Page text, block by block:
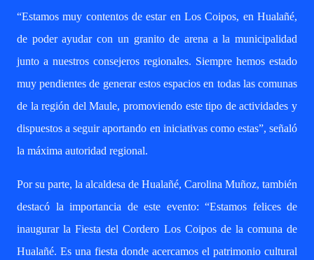
“Estamos muy contentos de estar en Los Coipos, en Hualañé,
de poder ayudar con un granito de arena a la municipalidad
junto a nuestros consejeros regionales. Siempre hemos estado
muy pendientes de generar estos espacios en todas las comunas
de la región del Maule, promoviendo este tipo de actividades y
dispuestos a seguir aportando en iniciativas como estas”, señaló
la máxima autoridad regional.
Por su parte, la alcaldesa de Hualañé, Carolina Muñoz, también
destacó la importancia de este evento: “Estamos felices de
inaugurar la Fiesta del Cordero Los Coipos de la comuna de
Hualañé. Es una fiesta donde acercamos el patrimonio cultural